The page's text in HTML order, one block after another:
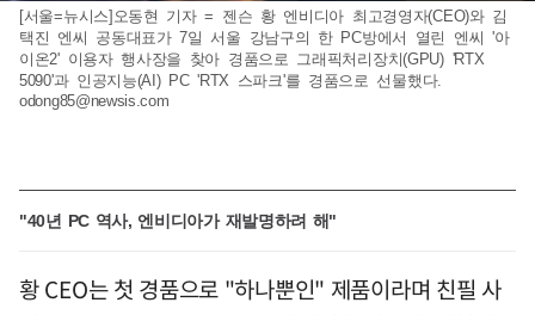
[서울=뉴시스]오동현 기자 = 젠슨 황 엔비디아 최고경영자(CEO)와 김
택진 엔씨 공동대표가 7일 서울 강남구의 한 PC방에서 열린 엔씨 '아
이온2' 이용자 행사장을 찾아 경품으로 그래픽처리장치(GPU) 'RTX
5090'과 인공지능(AI) PC 'RTX 스파크'를 경품으로 선물했다.
odong85@newsis.com
"40년 PC 역사, 엔비디아가 재발명하려 해"
황 CEO는 첫 경품으로 "하나뿐인" 제품이라며 친필 사